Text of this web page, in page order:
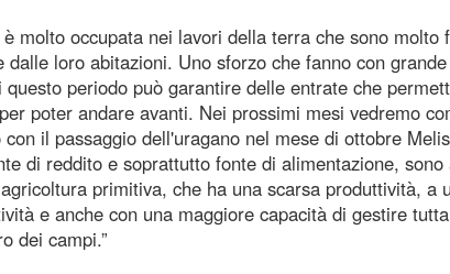
molto occupata nei lavori della terra che sono molto
loro abitazioni. Uno sforzo che fanno con
periodo può garantire delle entrate che
poter andare avanti. Nei prossimi mesi vedremo
il passaggio dell'uragano nel mese di ottobre
di reddito e soprattutto fonte di alimentazione,
primitiva, che ha una scarsa produttività, a
e anche con una maggiore capacità di gestire
dei campi.”